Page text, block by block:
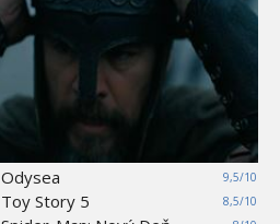
9,5/10
Odysea
8,5/10
Toy Story 5